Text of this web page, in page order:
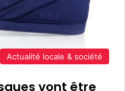
Actualité locale & société
vont être